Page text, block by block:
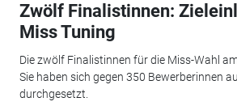
Zwölf Finalistinnen:
Miss Tuning
Die zwölf Finalistinnen für die Miss-Wahl
Sie haben sich gegen 350 Bewerberinnen
durchgesetzt.